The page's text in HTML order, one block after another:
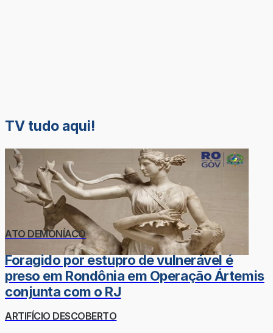
TV tudo aqui!
ATO DEMONÍACO
Foragido por estupro de vulnerável é
preso em Rondônia em Operação Ártemis
conjunta com o RJ
ARTIFÍCIO DESCOBERTO